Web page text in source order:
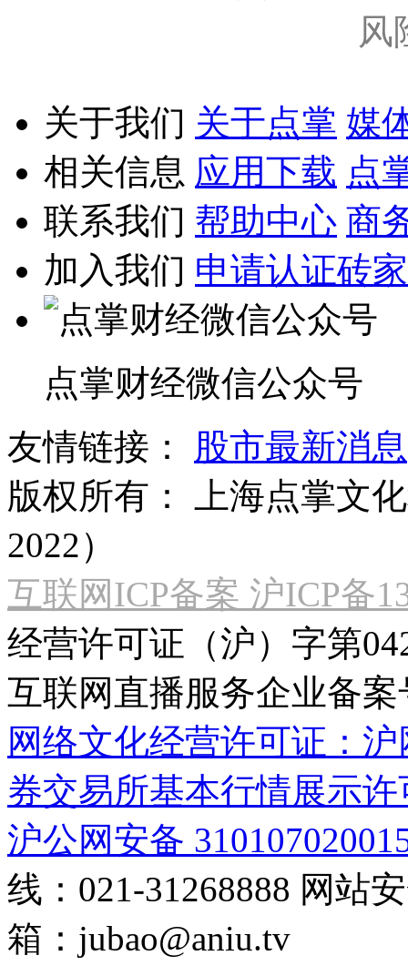
风
关于我们 关于点掌 媒
相关信息 应用下载 点
联系我们 帮助中心 商
加入我们 申请认证砖家
点掌财经微信公众号
友情链接：
股市最新消息
版权所有：
上海点掌文
2022）
互联网ICP备案 沪ICP备
经营许可证（沪）字第
互联网直播服务企业备案
网络文化经营许可证：
券交易所基本行情展示许
沪公网安备
线：021-31268888 网站
箱： jubao@aniu.tv